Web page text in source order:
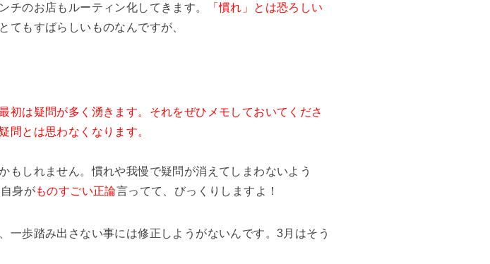
チのお店もルーティン化してきます。
「慣れ」とは恐ろしい
てもすばらしいものなんですが、
初は疑問が多く湧きます。それをぜひメモしておいてくださ
問とは思わなくなります。
もしれません。慣れや我慢で疑問が消えてしまわないよう
身がものすごい正論言ってて、びっくりしますよ！
歩踏み出さない事には修正しようがないんです。3月はそう